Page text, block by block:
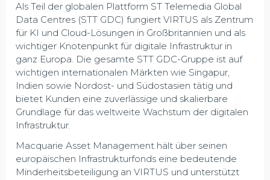
Als Teil der globalen Plattform ST Telemedia Global
Data Centres (STT GDC) fungiert VIRTUS als Zentrum
für KI und Cloud-Lösungen in Großbritannien und als
wichtiger Knotenpunkt für digitale Infrastruktur in
ganz Europa. Die gesamte STT GDC-Gruppe ist auf
wichtigen internationalen Märkten wie Singapur,
Indien sowie Nordost- und Südostasien tätig und
bietet Kunden eine zuverlässige und skalierbare
Grundlage für das weltweite Wachstum der digitalen
Infrastruktur.
Macquarie Asset Management hält über seinen
europäischen Infrastrukturfonds eine bedeutende
Minderheitsbeteiligung an VIRTUS und unterstützt